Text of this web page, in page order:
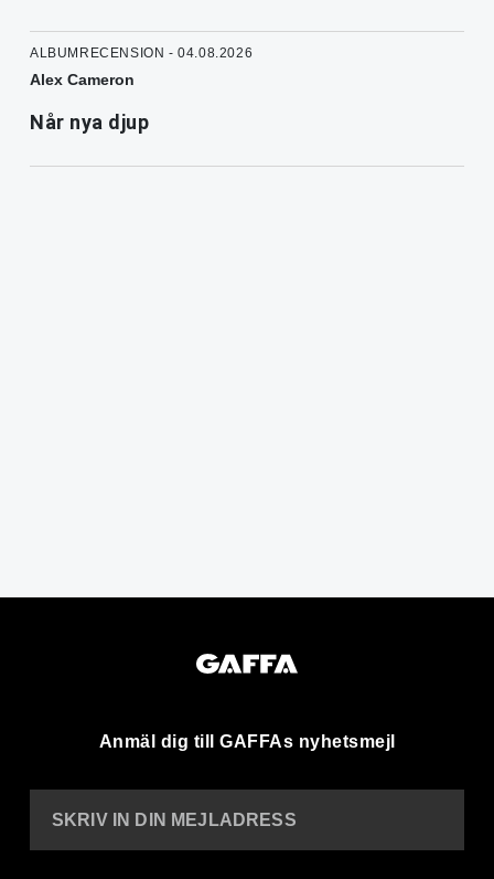
ALBUMRECENSION - 04.08.2026
Alex Cameron
Når nya djup
Anmäl dig till GAFFAs nyhetsmejl
SKRIV IN DIN MEJLADRESS